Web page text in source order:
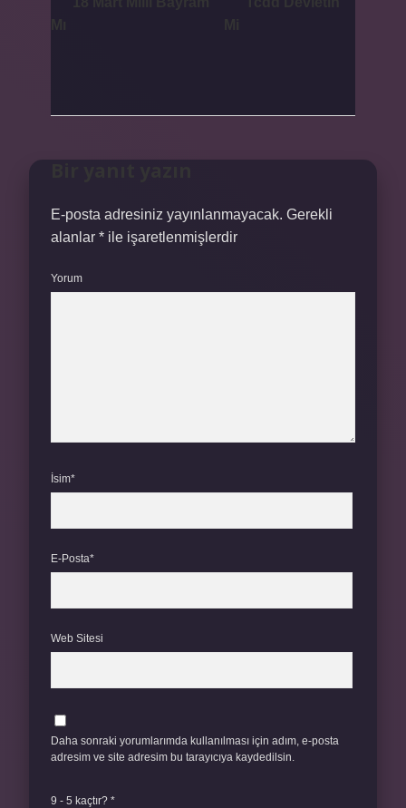
E-posta adresiniz yayınlanmayacak. Gerekli
alanlar * ile işaretlenmişlerdir
Yorum
İsim*
E-Posta*
Web Sitesi
Daha sonraki yorumlarımda kullanılması için adım, e-posta
adresim ve site adresim bu tarayıcıya kaydedilsin.
9 - 5 kaçtır? *